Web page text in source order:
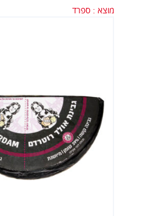
מוצא : ספרד